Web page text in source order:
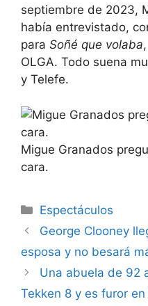
septiembre de 2023,
había entrevistado,
para Soñé que volaba
OLGA. Todo suena
y Telefe.
Migue Granados
cara.
Espectáculos
George Clooney
esposa y no besará
Una abuela de 92
Tekken 8 y es furor